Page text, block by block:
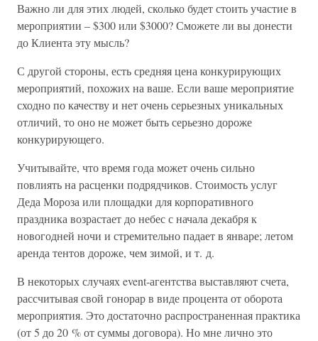
Важно ли для этих людей, сколько будет стоить участие в
мероприятии – $300 или $3000? Сможете ли вы донести
до Клиента эту мысль?
С другой стороны, есть средняя цена конкурирующих
мероприятий, похожих на ваше. Если ваше мероприятие
сходно по качеству и нет очень серьезных уникальных
отличий, то оно не может быть серьезно дороже
конкурирующего.
Учитывайте, что время года может очень сильно
повлиять на расценки подрядчиков. Стоимость услуг
Деда Мороза или площадки для корпоративного
праздника возрастает до небес с начала декабря к
новогодней ночи и стремительно падает в январе; летом
аренда тентов дороже, чем зимой, и т. д.
В некоторых случаях event-агентства выставляют счета,
рассчитывая свой гонорар в виде процента от оборота
мероприятия. Это достаточно распространенная практика
(от 5 до 20 % от суммы договора). Но мне лично это